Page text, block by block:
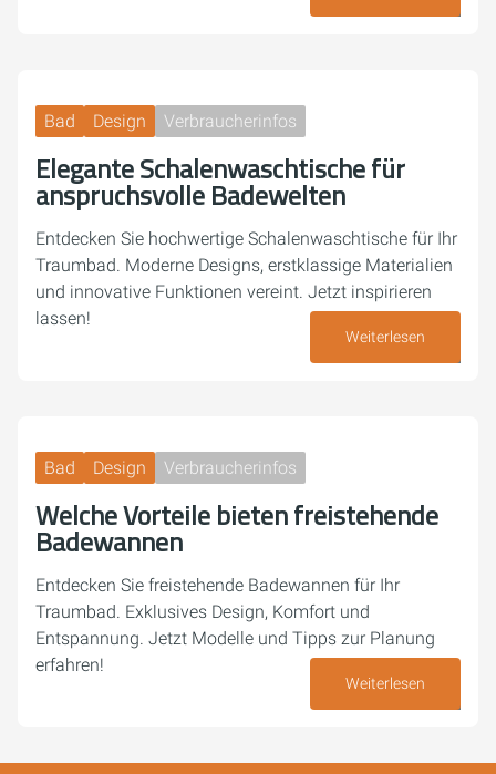
Bad Design Verbraucherinfos
Elegante Schalenwaschtische für
anspruchsvolle Badewelten
Entdecken Sie hochwertige Schalenwaschtische für Ihr
Traumbad. Moderne Designs, erstklassige Materialien
und innovative Funktionen vereint. Jetzt inspirieren
lassen!
Weiterlesen
Bad Design Verbraucherinfos
Welche Vorteile bieten freistehende
Badewannen
Entdecken Sie freistehende Badewannen für Ihr
Traumbad. Exklusives Design, Komfort und
Entspannung. Jetzt Modelle und Tipps zur Planung
erfahren!
Weiterlesen